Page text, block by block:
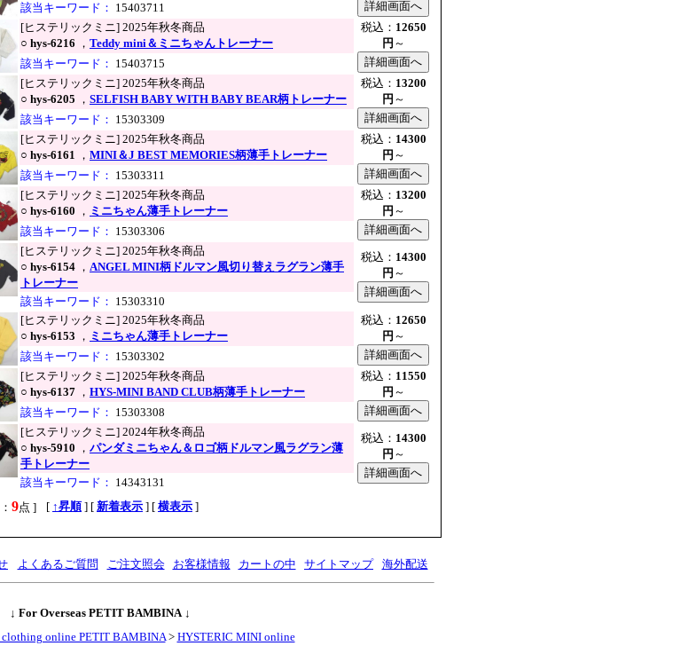
該当キーワード： 15403711
[ヒステリックミニ] 2025年秋冬商品
○ hys-6216 ， Teddy mini＆ミニちゃんトレーナー
税込： 12650
円 ～
該当キーワード： 15403715
[ヒステリックミニ] 2025年秋冬商品
○ hys-6205 ， SELFISH BABY WITH BABY BEAR柄トレーナー
税込： 13200
円 ～
該当キーワード： 15303309
[ヒステリックミニ] 2025年秋冬商品
○ hys-6161 ， MINI＆J BEST MEMORIES柄薄手トレーナー
税込： 14300
円 ～
該当キーワード： 15303311
[ヒステリックミニ] 2025年秋冬商品
○ hys-6160 ， ミニちゃん薄手トレーナー
税込： 13200
円 ～
該当キーワード： 15303306
[ヒステリックミニ] 2025年秋冬商品
○ hys-6154 ， ANGEL MINI柄ドルマン風切り替えラグラン薄手
トレーナー
税込： 14300
円 ～
該当キーワード： 15303310
[ヒステリックミニ] 2025年秋冬商品
○ hys-6153 ， ミニちゃん薄手トレーナー
税込： 12650
円 ～
該当キーワード： 15303302
[ヒステリックミニ] 2025年秋冬商品
○ hys-6137 ， HYS-MINI BAND CLUB柄薄手トレーナー
税込： 11550
円 ～
該当キーワード： 15303308
[ヒステリックミニ] 2024年秋冬商品
○ hys-5910 ， パンダミニちゃん＆ロゴ柄ドルマン風ラグラン薄
手トレーナー
税込： 14300
円 ～
該当キーワード： 14343131
9点 ] [ ↑昇順 ] [ 新着表示 ] [ 横表示 ]
よくあるご質問 ご注文照会 お客様情報 カートの中 サイトマップ 海外配送
↓ For Overseas PETIT BAMBINA↓
clothing online PETIT BAMBINA> HYSTERIC MINI online